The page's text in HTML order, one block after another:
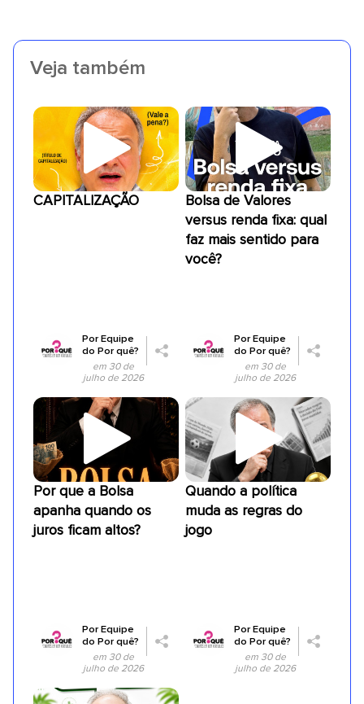
Veja também
CAPITALIZAÇÃO
PorEquipe
do Por quê?
em 30 de
julho de 2026
Bolsa de Valores
versus renda fixa: qual
faz mais sentido para
você?
PorEquipe
do Por quê?
em 30 de
julho de 2026
Por que a Bolsa
apanha quando os
juros ficam altos?
PorEquipe
do Por quê?
em 30 de
julho de 2026
Quando a política
muda as regras do
jogo
PorEquipe
do Por quê?
em 30 de
julho de 2026